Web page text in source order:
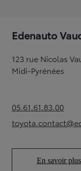
Edenauto
123 rue Nicolas
Midi-Pyrénées
05.61.61.83.00
(Opens in
En savoir